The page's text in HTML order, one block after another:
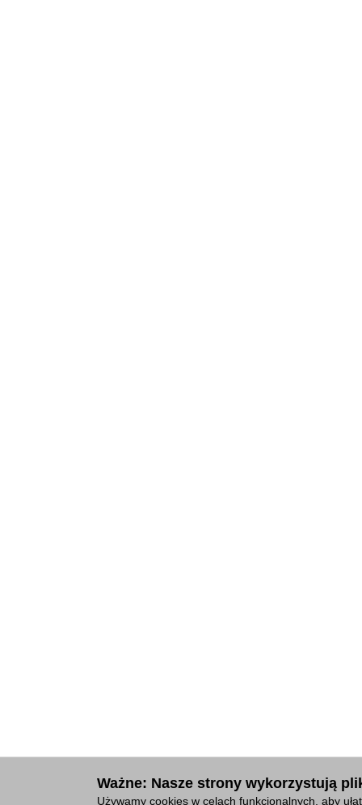
Ważne: Nasze strony wykorzystują
Używamy cookies w celach funkcjonalnych, aby